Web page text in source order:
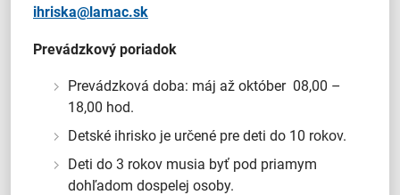
ihriska@lamac.sk
Prevádzkový poriadok
Prevádzková doba: máj až október 08,00 –
18,00 hod.
Detské ihrisko je určené pre deti do 10 rokov.
Deti do 3 rokov musia byť pod priamym
dohľadom dospelej osoby.